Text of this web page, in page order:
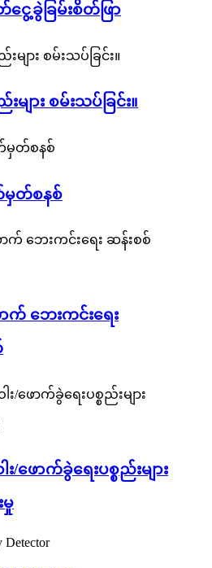
ေ့ခွဲခြမ်းစိတ်ဖြာ
ျား စမ်းသပ်ခြင်း။
မှတ်စနစ်
က် ဘေးကင်းရေး
/ဖောက်ခွဲရေးပစ္စည်းများ